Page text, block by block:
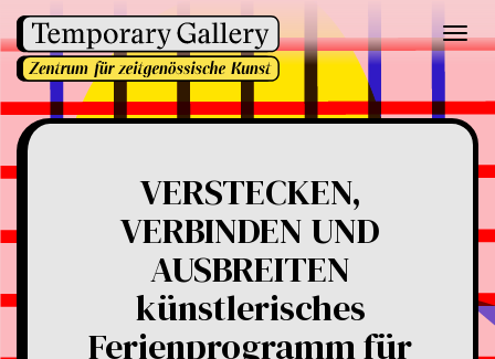
VERSTECKEN,
VERBINDEN UND
AUSBREITEN
künstlerisches
Ferienprogramm für